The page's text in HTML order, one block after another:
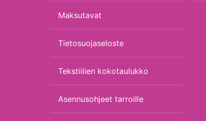
Maksutavat
Tietosuojaseloste
Tekstiilien kokotaulukko
Asennusohjeet tarroille